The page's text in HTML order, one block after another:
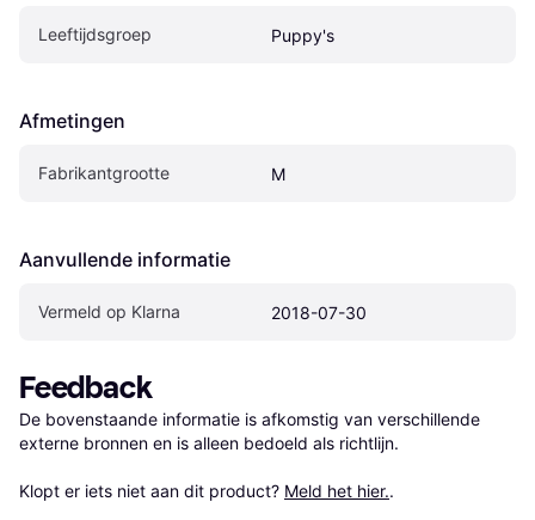
Leeftijdsgroep Puppy's
Afmetingen
Fabrikantgrootte M
Aanvullende informatie
Vermeld op Klarna 2018-07-30
Feedback
De bovenstaande informatie is afkomstig van verschillende
externe bronnen en is alleen bedoeld als richtlijn.
Klopt er iets niet aan dit product? Meld het hier..